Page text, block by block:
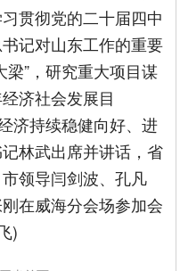
贯彻党的二十届四中
记对山东工作的重要
梁”，研究重大项目谋
济社会发展目
济持续稳健向好、进
林武出席并讲话，省
领导闫剑波、孔凡
在威海分会场参加会
)